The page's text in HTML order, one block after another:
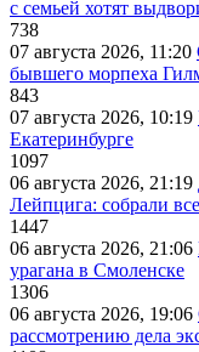
с семьей хотят
738
07 августа 2026, 11:20
бывшего морпеха
843
07 августа 2026, 10:19
Екатеринбурге
1097
06 августа 2026, 21:19
Лейпцига: собрали
1447
06 августа 2026, 21:06
урагана в Смоленске
1306
06 августа 2026, 19:06
рассмотрению дела